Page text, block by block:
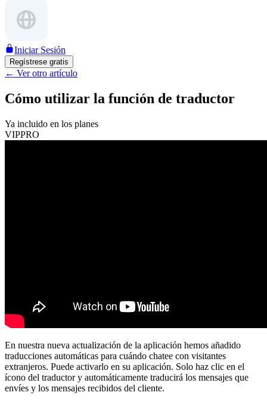
Iniciar Sesión
Regístrese gratis
← Ver otro artículo
Cómo utilizar la función de traductor
Ya incluido en los planes
VIPPRO
En nuestra nueva actualización de la aplicación hemos añadido
traducciones automáticas para cuándo chatee con visitantes
extranjeros. Puede activarlo en su aplicación. Solo haz clic en el
ícono del traductor y automáticamente traducirá los mensajes que
envíes y los mensajes recibidos del cliente.